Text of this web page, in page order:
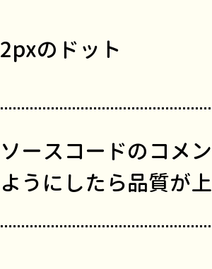
2pxのドット
ソースコードのコメ
ようにしたら品質が